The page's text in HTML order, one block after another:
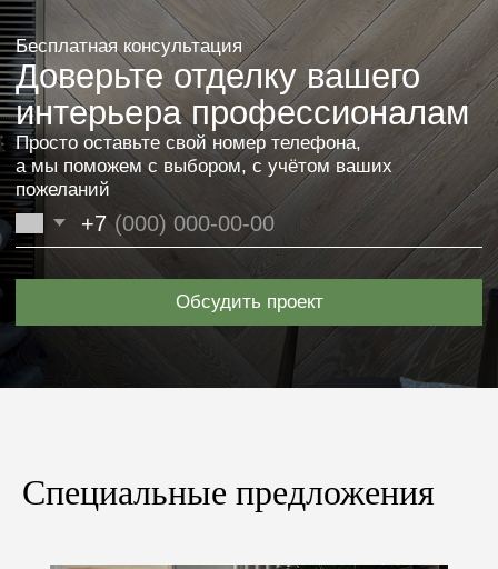
Специальные предложения
Если у вас уже имеется готовый дизайн-проект,
то мы можем произвести расчёт стоимости
материалов и работ, необходимых для его
реализации.
+7